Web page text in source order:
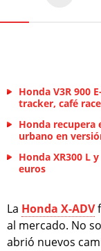
Honda V3R 900
tracker, café
Honda recupera
urbano en
Honda XR300 L
euros
La Honda X-ADV
al mercado. No
abrió nuevos